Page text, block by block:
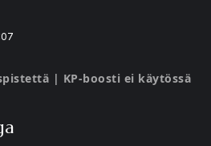
| KP-boosti ei käytössä